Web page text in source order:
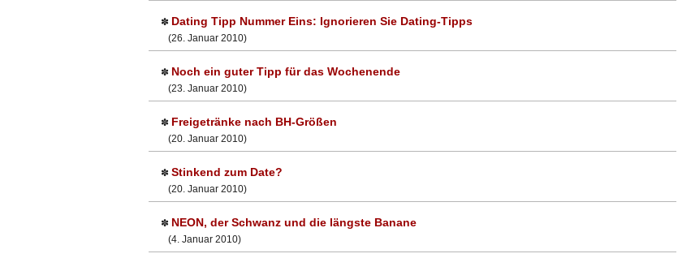
✽ Dating Tipp Nummer Eins: Ignorieren Sie Dating-Tipps
(26. Januar 2010)
✽ Noch ein guter Tipp für das Wochenende
(23. Januar 2010)
✽ Freigetränke nach BH-Größen
(20. Januar 2010)
✽ Stinkend zum Date?
(20. Januar 2010)
✽ NEON, der Schwanz und die längste Banane
(4. Januar 2010)